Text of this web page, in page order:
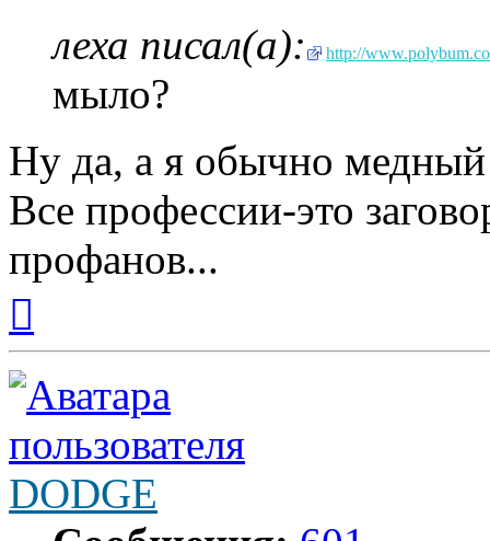
леха писал(а):
http://
мыло?
Ну да, а я обычно медный
Все профессии-это
профанов...
началу
DODGE